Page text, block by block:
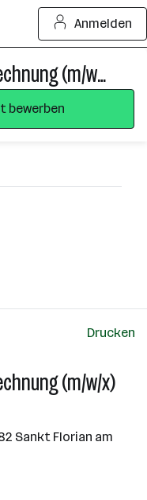
Anmelden
Teamleitung Personalverrechnung (m/w/x)
bewerben
Drucken
(m/w/x)
Sankt Florian am